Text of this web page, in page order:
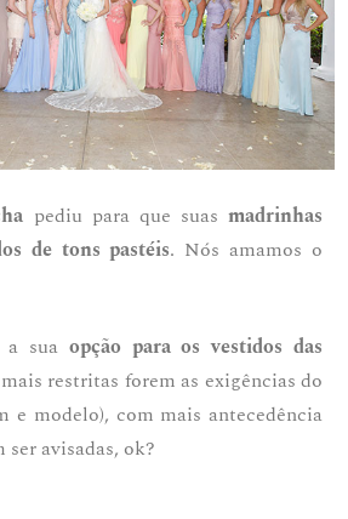
pediu para que suas madrinhas
de tons pastéis. Nós amamos o
a sua opção para os vestidos das
restritas forem as exigências do
e modelo), com mais antecedência
ser avisadas, ok?